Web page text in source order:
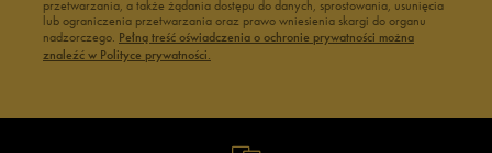
przetwarzania, a także żądania dostępu do danych, sprostowania, usunięcia
lub ograniczenia przetwarzania oraz prawo wniesienia skargi do organu
nadzorczego. Pełną treść oświadczenia o ochronie prywatności można
znaleźć w Polityce prywatności.